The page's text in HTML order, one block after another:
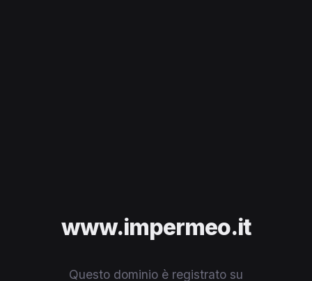
www.impermeo.it
Questo dominio è registrato su